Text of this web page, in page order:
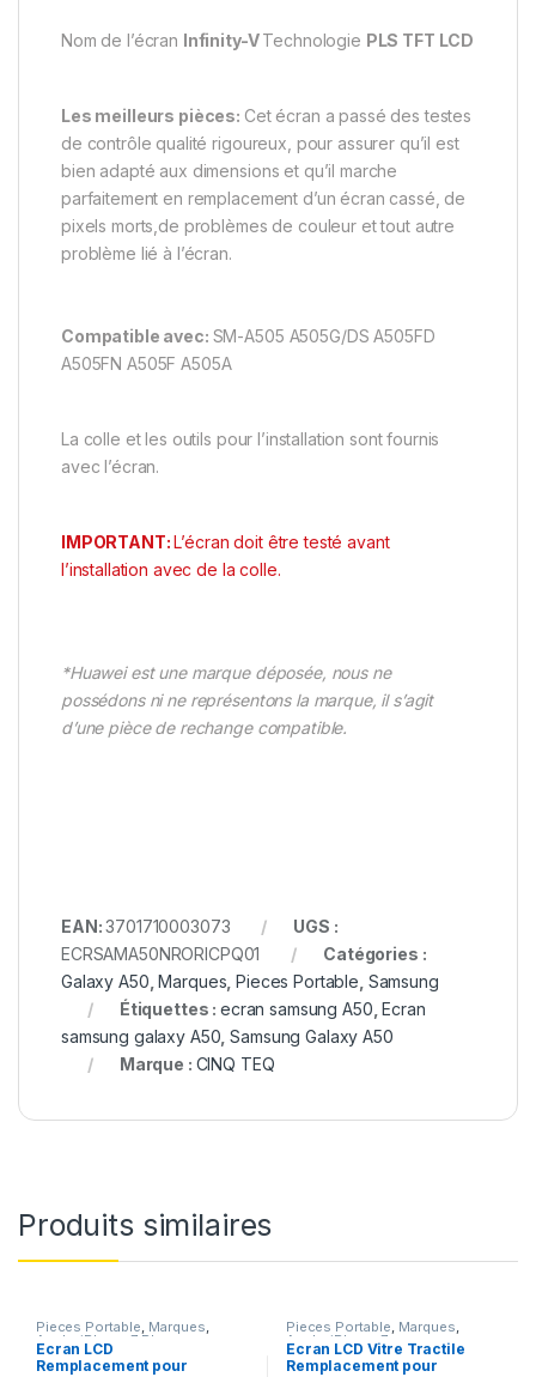
Nom de l’écran Infinity-VTechnologie PLS TFT LCD
Les meilleurs pièces: Cet écran a passé des testes
de contrôle qualité rigoureux, pour assurer qu’il est
bien adapté aux dimensions et qu’il marche
parfaitement en remplacement d’un écran cassé, de
pixels morts,de problèmes de couleur et tout autre
problème lié à l’écran.
Compatible avec: SM-A505 A505G/DS A505FD
A505FN A505F A505A
La colle et les outils pour l’installation sont fournis
avec l’écran.
IMPORTANT:L’écran doit être testé avant
l’installation avec de la colle.
*Huawei est une marque déposée, nous ne
possédons ni ne représentons la marque, il s’agit
d’une pièce de rechange compatible.
EAN:3701710003073
UGS :
ECRSAMA50NRORICPQ01
Catégories :
Galaxy A50 ,Marques ,Pieces Portable Samsung
Étiquettes :ecran samsung A50 ,Ecran
samsung galaxy A50 ,Samsung Galaxy A50
Marque : CINQ TEQ
Produits similaires
Pieces Portable, Marques,
Apple iPhone 7 Plus
Ecran LCD
Remplacement pour
Pieces Portable, Marques,
Apple iPhone 7
Ecran LCD Vitre Tractile
Remplacement pour